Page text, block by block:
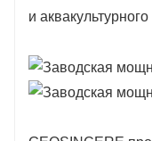
и